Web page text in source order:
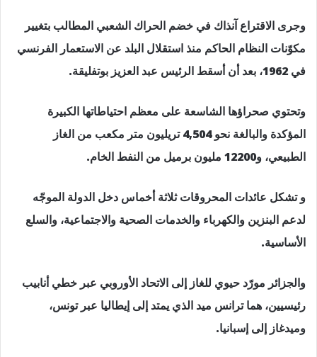
وجرى الاقتراع آنذاك في خضم الحراك الشعبي المطالب بتغيير
مكوّنات النظام الحاكم منذ استقلال البلد عن الاستعمار الفرنسي
في 1962، بعد أن أسقط الرئيس عبد العزيز بوتفليقة.
وتحتوي صحراؤها الشاسعة على معظم احتياطاتها الكبيرة
المؤكدة والبالغة نحو 4,504 تريليون متر مكعب من الغاز
الطبيعي، و12200 مليون برميل من النفط الخام.
و تشكل عائدات المحروقات ثلاثة أخماس دخل الدولة الموجّه
لدعم البنزين والكهرباء والخدمات الصحية والاجتماعية، والسلع
الأساسية.
والجزائر مورّد حيوي للغاز إلى الاتحاد الأوروبي عبر خطي أنابيب
رئيسيين، هما ترانس ميد الذي يمتد إلى إيطاليا عبر تونس،
وميدغاز إلى إسبانيا.